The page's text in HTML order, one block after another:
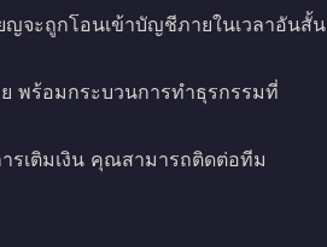
ญจะถูกโอนเข้าบัญชีภายในเวลาอันสั้น
พร้อมกระบวนการทำธุรกรรมที่
เติมเงิน คุณสามารถติดต่อทีม